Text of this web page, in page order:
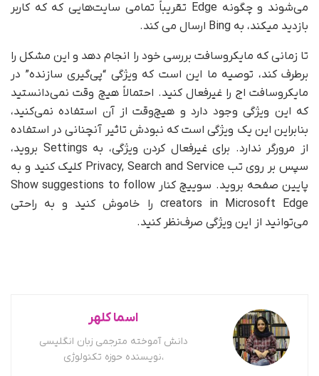
می‌شوند و چگونه Edge تقریباً تمامی سایت‌هایی که که کاربر
بازدید میکند، به Bing ارسال می کند.
تا زمانی که مایکروسافت بررسی خود را انجام دهد و این مشکل را
برطرف کند، توصیه ما این است که ویژگی “پی‌گیری سازنده” در
مایکروسافت اج را غیرفعال کنید. احتمالاً هیچ وقت نمی‌دانستید
که این ویژگی وجود دارد و هیچ‌وقت از آن استفاده نمی‌کنید،
بنابراین این یک ویژگی است که نبودش تاثیر آنچنانی در استفاده
از مرورگر ندارد. برای غیرفعال کردن ویژگی، به Settings بروید،
سپس بر روی تب Privacy, Search and Service کلیک کنید و به
پایین صفحه بروید. سوییچ کنار Show suggestions to follow
creators in Microsoft Edge را خاموش کنید و به راحتی
می‌توانید از این ویژگی صرف‌نظر کنید.
اسما کلهر
دانش آموخته مترجمی زبان انگلیسی
،نویسنده حوزه تکنولوژی